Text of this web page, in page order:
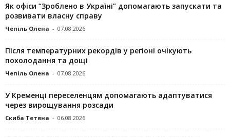
Як офіси “Зроблено в Україні” допомагають запускaти та
розвивати власну справу
Чепіль Олена - 07.08.2026
Після температурних рекордів у регіоні очікують
похолодання та дощі
Чепіль Олена - 07.08.2026
У Кременці переселенцям допомагають адаптуватися
через вирощування розсади
Скиба Тетяна - 06.08.2026